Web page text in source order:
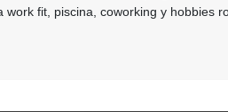
work fit, piscina, coworking y hobbies